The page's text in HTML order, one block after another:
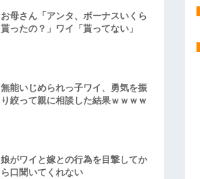
お母さん「アンタ、ボーナスいくら
貰ったの？」ワイ「貰ってない」
無能いじめられっ子ワイ、勇気を振
り絞って親に相談した結果ｗｗｗｗ
娘がワイと嫁との行為を目撃してか
ら口聞いてくれない